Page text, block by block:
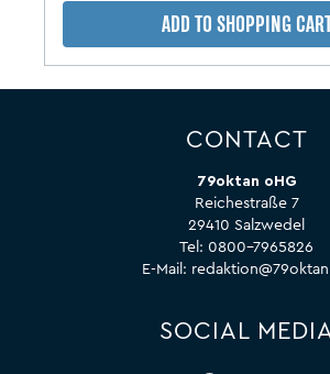
ADD TO SHOPPING CART
CONTACT
79oktan oHG
Reichestraße 7
29410 Salzwedel
Tel: 0800-7965826
E-Mail:
SOCIAL